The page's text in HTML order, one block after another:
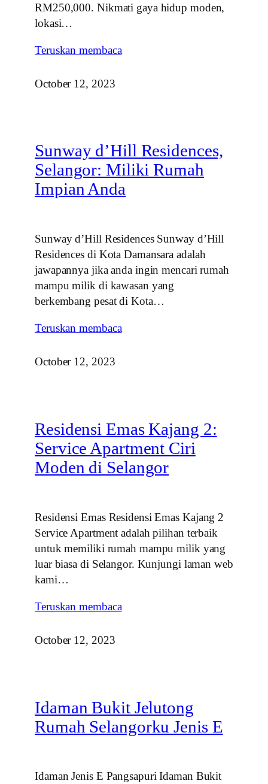
RM250,000. Nikmati gaya hidup moden,
lokasi…
Teruskan membaca
October 12, 2023
Sunway d’Hill Residences,
Selangor: Miliki Rumah
Impian Anda
Sunway d’Hill Residences Sunway d’Hill
Residences di Kota Damansara adalah
jawapannya jika anda ingin mencari rumah
mampu milik di kawasan yang
berkembang pesat di Kota…
Teruskan membaca
October 12, 2023
Residensi Emas Kajang 2:
Service Apartment Ciri
Moden di Selangor
Residensi Emas Residensi Emas Kajang 2
Service Apartment adalah pilihan terbaik
untuk memiliki rumah mampu milik yang
luar biasa di Selangor. Kunjungi laman web
kami…
Teruskan membaca
October 12, 2023
Idaman Bukit Jelutong
Rumah Selangorku Jenis E
Idaman Jenis E Pangsapuri Idaman Bukit